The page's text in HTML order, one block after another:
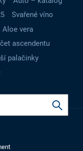
Svařené víno
Aloe vera
ascendentu
palačinky